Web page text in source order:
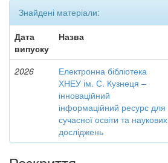
Знайдені матеріали:
Дата
випуску
Назва
2026
Електронна бібліотека
ХНЕУ ім. С. Кузнеця –
інноваційний
інформаційний ресурс для
сучасної освіти та наукових
досліджень